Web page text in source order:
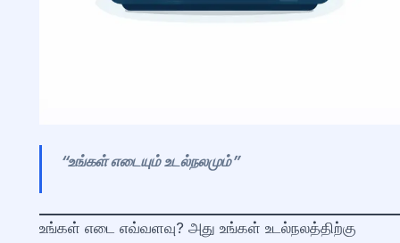
“உங்கள் எடையும் உடல்நலமும்”
உங்கள் எடை எவ்வளவு? அது உங்கள் உடல்நலத்திற்கு